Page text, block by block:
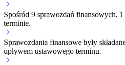
Spośród 9 sprawozdań finansowych,
terminie.
Sprawozdania finansowe były
upływem ustawowego terminu.